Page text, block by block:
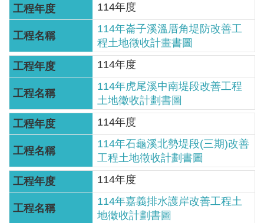
常
見
問
答
廉
平
臺
平
專
區
114年度
114年崙子溪溫厝角堤防改善工
程土地徵收計畫書圖
114年度
114年虎尾溪中南堤段改善工程
土地徵收計劃書圖
114年度
114年石龜溪北勢堤段(三期)改善
工程土地徵收計劃書圖
114年度
114年嘉義排水護岸改善工程土
地徵收計劃書圖